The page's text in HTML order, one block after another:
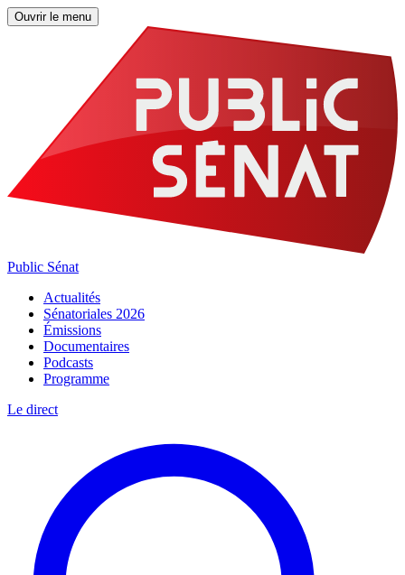
Ouvrir le menu
Public Sénat
Actualités
Sénatoriales 2026
Émissions
Documentaires
Podcasts
Programme
Le direct